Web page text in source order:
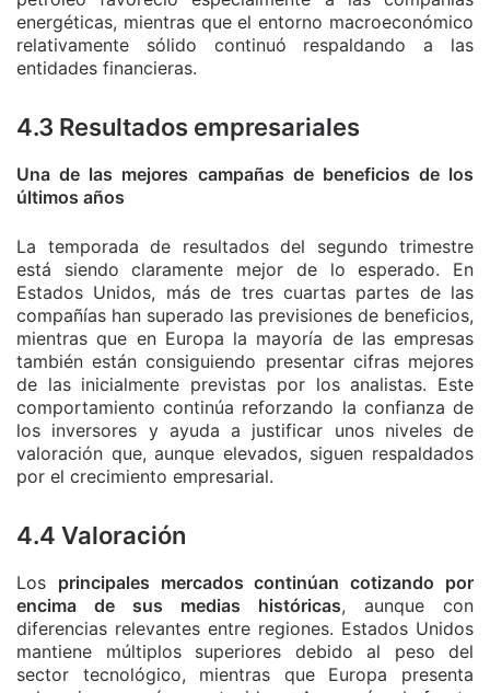
energéticas, mientras que el entorno macroeconómico
relativamente sólido continuó respaldando a las
entidades financieras.
4.3 Resultados empresariales
Una de las mejores campañas de beneficios de los
últimos años
La temporada de resultados del segundo trimestre
está siendo claramente mejor de lo esperado. En
Estados Unidos, más de tres cuartas partes de las
compañías han superado las previsiones de beneficios,
mientras que en Europa la mayoría de las empresas
también están consiguiendo presentar cifras mejores
de las inicialmente previstas por los analistas. Este
comportamiento continúa reforzando la confianza de
los inversores y ayuda a justificar unos niveles de
valoración que, aunque elevados, siguen respaldados
por el crecimiento empresarial.
4.4 Valoración
Los principales mercados continúan cotizando por
encima de sus medias históricas, aunque con
diferencias relevantes entre regiones. Estados Unidos
mantiene múltiplos superiores debido al peso del
sector tecnológico, mientras que Europa presenta